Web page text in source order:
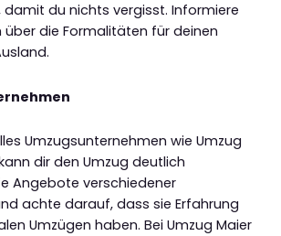
damit du nichts vergisst. Informiere
die Formalitäten für deinen
Umzugsunternehmen wie Umzug
dir den Umzug deutlich
Angebote verschiedener
achte darauf, dass sie Erfahrung
Umzügen haben. Bei Umzug Maier